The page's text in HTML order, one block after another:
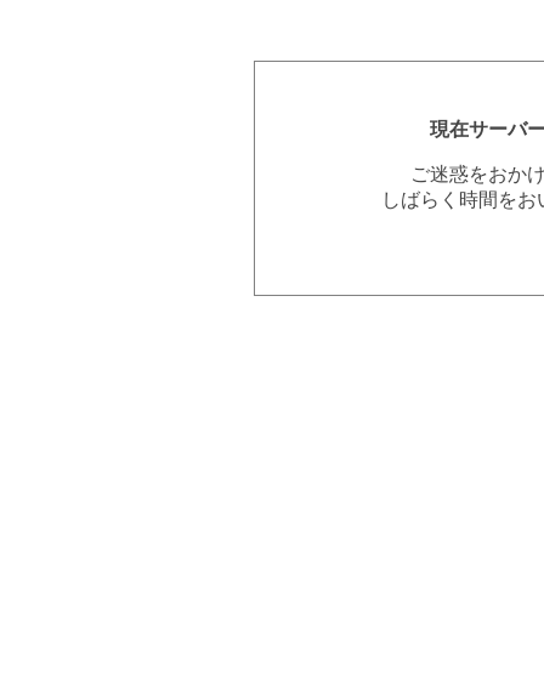
現在サーバ
ご迷惑をおか
しばらく時間を